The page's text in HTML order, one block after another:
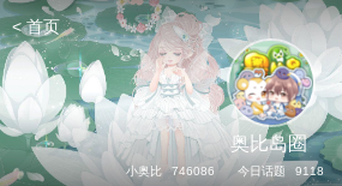
发话题
奥比岛圈
小奥比 746086 今日话题 9118
<首页